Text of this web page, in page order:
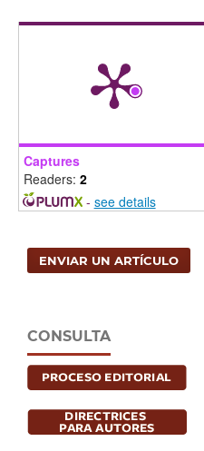
Captures
Readers: 2
- see details
ENVIAR UN ARTÍCULO
CONSULTA